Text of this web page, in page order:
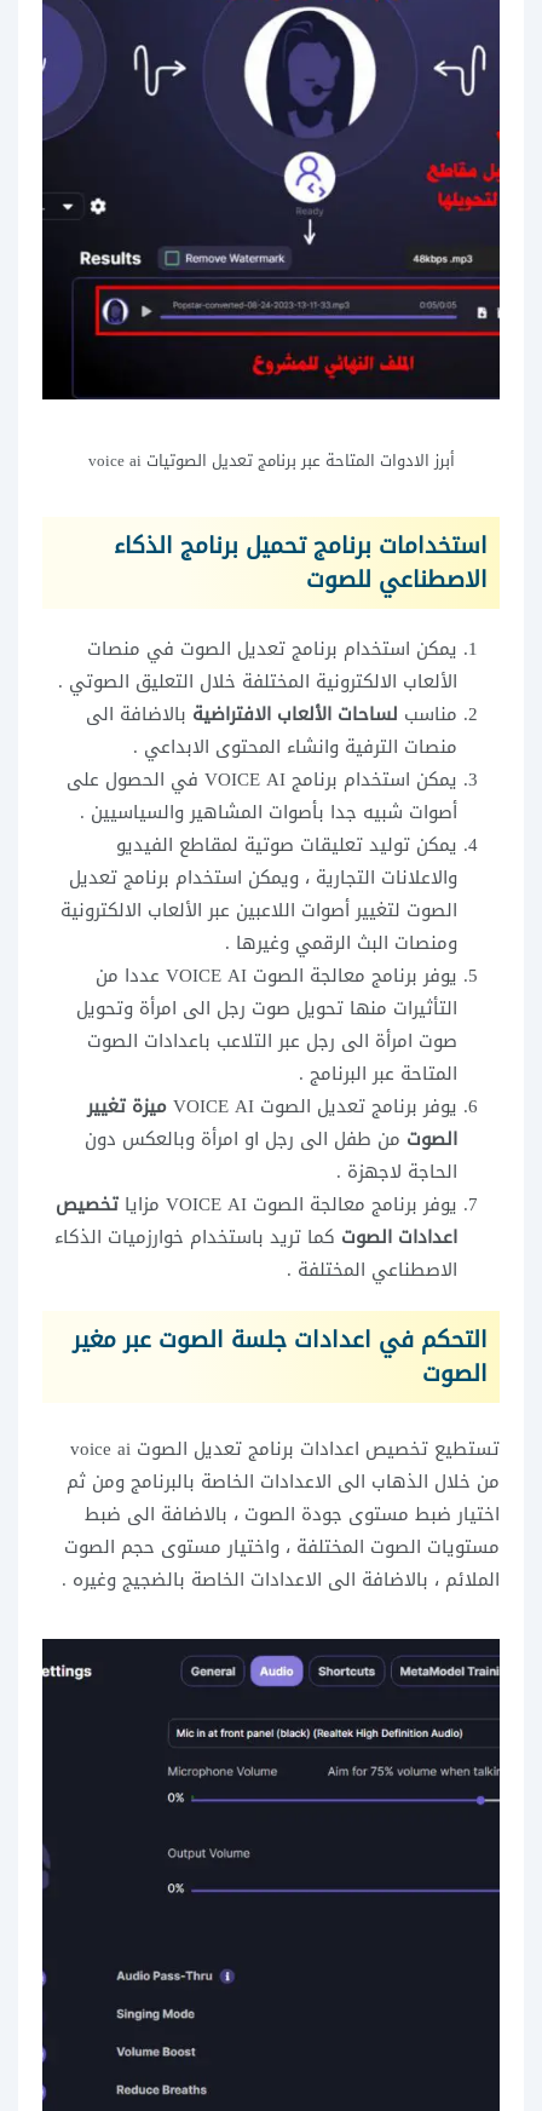
أبرز الادوات المتاحة عبر برنامج تعديل الصوتيات voice ai
استخدامات برنامج تحميل برنامج الذكاء
الاصطناعي للصوت
يمكن استخدام برنامج تعديل الصوت في منصات
الألعاب الالكترونية المختلفة خلال التعليق الصوتي .
مناسب لساحات الألعاب الافتراضية بالاضافة الى
منصات الترفية وانشاء المحتوى الابداعي .
يمكن استخدام برنامج VOICE AI في الحصول على
أصوات شبيه جدا بأصوات المشاهير والسياسيين .
يمكن توليد تعليقات صوتية لمقاطع الفيديو
والاعلانات التجارية ، ويمكن استخدام برنامج تعديل
الصوت لتغيير أصوات اللاعبين عبر الألعاب الالكترونية
ومنصات البث الرقمي وغيرها .
يوفر برنامج معالجة الصوت VOICE AI عددا من
التأثيرات منها تحويل صوت رجل الى امرأة وتحويل
صوت امرأة الى رجل عبر التلاعب باعدادات الصوت
المتاحة عبر البرنامج .
يوفر برنامج تعديل الصوت VOICE AI
ميزة تغيير
الصوت من طفل الى رجل او امرأة وبالعكس دون
الحاجة لاجهزة .
يوفر برنامج معالجة الصوت VOICE AI مزايا
تخصيص
اعدادات الصوت كما تريد باستخدام خوارزميات الذكاء
الاصطناعي المختلفة .
التحكم في اعدادات جلسة الصوت عبر مغير
الصوت
تستطيع تخصيص اعدادات برنامج تعديل الصوت voice ai
من خلال الذهاب الى الاعدادات الخاصة بالبرنامج ومن ثم
اختيار ضبط مستوى جودة الصوت ، بالاضافة الى ضبط
مستويات الصوت المختلفة ، واختيار مستوى حجم الصوت
الملائم ، بالاضافة الى الاعدادات الخاصة بالضجيج وغيره .